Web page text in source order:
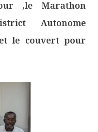
,le Marathon
Autonome
le couvert pour